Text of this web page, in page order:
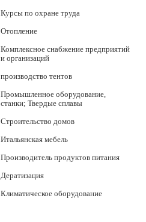
Курсы по охране труда
Отопление
Комплексное снабжение предприятий
и организаций
производство тентов
Промышленное оборудование,
станки; Твердые сплавы
Строительство домов
Итальянская мебель
Производитель продуктов питания
Дератизация
Климатическое оборудование